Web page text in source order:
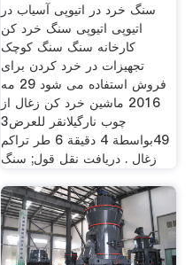
سنگ خرد در اتیوپی آسیاب در
اتیوپی اتیوپی سنگ خرد کن
کارخانه سنگ سنگ کوچک
تجهیزات در خرد کردن برای
فروش استفاده می شود 29 مه
2016 ماشین خرد کن زغال از
چوب نارگیلانقر للعرض3
49بواسطة 4 دقيقة 6 طر تراکم
زغال . دریافت نقل قول; سنگ